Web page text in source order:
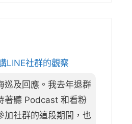
LINE社群的觀察
巡及回應。我去年退群
著聽 Podcast 和看粉
加社群的這段期間，也